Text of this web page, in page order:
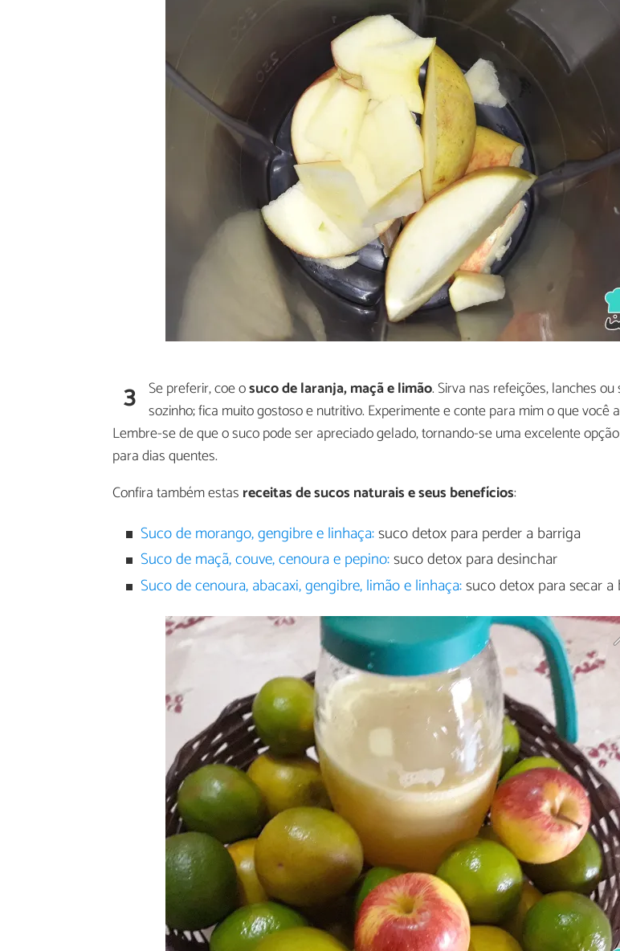
3 Se preferir, coe osuco de laranja, maçã e limão. Sirva nas refeições, lanches
sozinho; fica muito gostoso e nutritivo. Experimente e conte para mim o que você
Lembre-se de que o suco pode ser apreciado gelado, tornando-se uma excelente
para dias quentes.
Confira também estas receitas de sucos naturais e seus benefícios:
Suco de morango, gengibre e linhaça:suco detox para perder a barriga
Suco de maçã, couve, cenoura e pepino:suco detox para desinchar
Suco de cenoura, abacaxi, gengibre, limão e linhaça:suco detox para secar a